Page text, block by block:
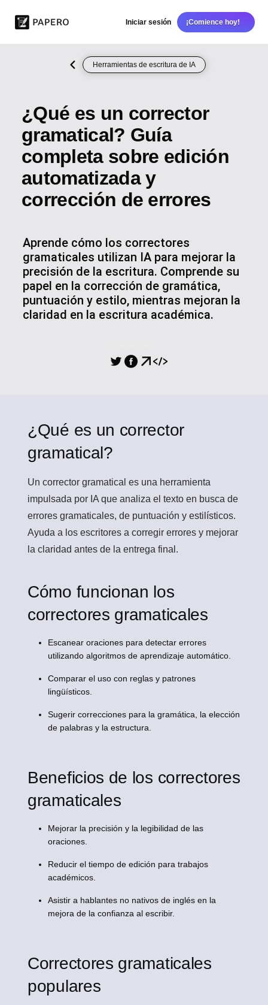
Iniciar sesión ¡Comience hoy!
Herramientas de escritura de IA
¿Qué es un corrector
gramatical? Guía
completa sobre edición
automatizada y
corrección de errores
Aprende cómo los correctores
gramaticales utilizan IA para mejorar la
precisión de la escritura. Comprende su
papel en la corrección de gramática,
puntuación y estilo, mientras mejoran la
claridad en la escritura académica.
¿Qué es un corrector
gramatical?
Un corrector gramatical es una herramienta
impulsada por IA que analiza el texto en busca de
errores gramaticales, de puntuación y estilísticos.
Ayuda a los escritores a corregir errores y mejorar
la claridad antes de la entrega final.
Cómo funcionan los
correctores gramaticales
Escanear oraciones para detectar errores
utilizando algoritmos de aprendizaje automático.
Comparar el uso con reglas y patrones
lingüísticos.
Sugerir correcciones para la gramática, la elección
de palabras y la estructura.
Beneficios de los correctores
gramaticales
Mejorar la precisión y la legibilidad de las
oraciones.
Reducir el tiempo de edición para trabajos
académicos.
Asistir a hablantes no nativos de inglés en la
mejora de la confianza al escribir.
Correctores gramaticales
populares